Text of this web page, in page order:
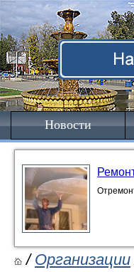
Новости
/ Организации